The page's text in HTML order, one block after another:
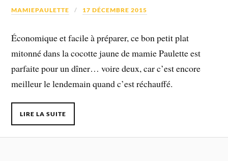
MAMIEPAULETTE 17 DÉCEMBRE 2015
Économique et facile à préparer, cebon petit plat
mitonné dans la cocotte jaune de mamie Pauletteest
parfaite pour un dîner… voire deux, car c’est encore
meilleur le lendemain quand c’est réchauffé.
LIRE LA SUITE